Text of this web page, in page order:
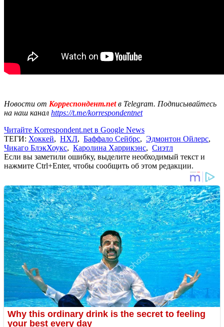
Новости от Корреспондент.netв Telegram. Подписывайтесь
на наш канал https://t.me/korrespondentnet
Читайте Korrespondent.net в Google News
ТЕГИ: Хоккей, НХЛ, Баффало Сейбрс, Эдмонтон Ойлерс,
Чикаго БлэкХоукс, Каролина Харрикэнс, Сиэтл
Если вы заметили ошибку, выделите необходимый текст и
нажмите Ctrl+Enter, чтобы сообщить об этом редакции.